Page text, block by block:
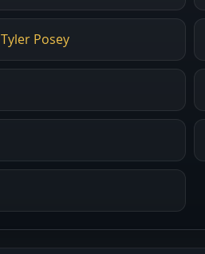
Tyler Posey